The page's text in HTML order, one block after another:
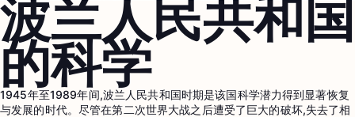
波兰人民共和国
的科学
1945年至1989年间,波兰人民共和国时期是该国科学潜力得到显著恢复
与发展的时代。尽管在第二次世界大战之后遭受了巨大的破坏,失去了相